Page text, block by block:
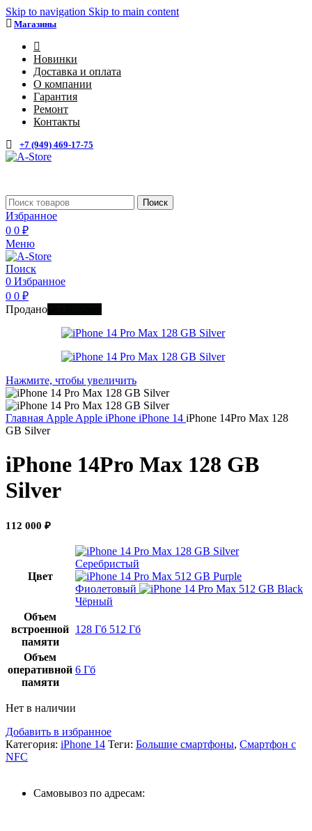
Skip to navigation Skip to main content
Магазины
Новинки
Доставка и оплата
О компании
Гарантия
Ремонт
Контакты
+7 (949) 469-17-75
Поиск
Избранное
0 0 ₽
Меню
Поиск
0 Избранное
0 0 ₽
Продано
Нажмите, чтобы увеличить
Главная Apple Apple iPhone iPhone 14 iPhone 14Pro Max 128
GB Silver
iPhone 14Pro Max 128 GB
Silver
112 000 ₽
Цвет
Серебристый
Фиолетовый
Чёрный
Объем
встроенной
памяти
128 Гб 512 Гб
Объем
оперативной
памяти
6 Гб
Нет в наличии
Добавить в избранное
Категория: iPhone 14 Теги: Большие смартфоны, Смартфон с
NFC
Самовывоз по адресам: